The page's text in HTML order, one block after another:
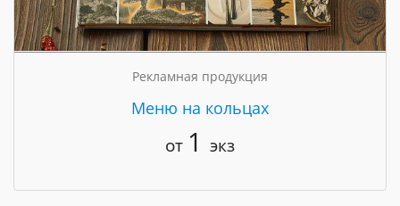
Рекламная продукция
Меню на кольцах
от 1 экз